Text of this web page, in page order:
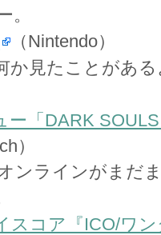
。
（Nintendo）
か見たことがあ
ー「DARK
）
ンラインがまだ
スコア『ICO/ワ